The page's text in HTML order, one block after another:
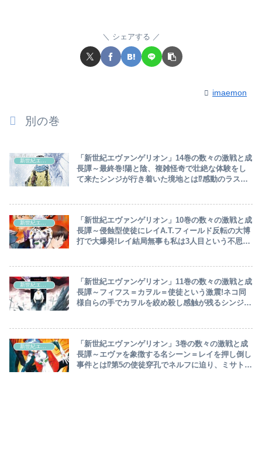
シェアする
imaemon
別の巻
新世紀エヴァンゲリオン
「新世紀エヴァンゲリオン」14巻の数々の激戦と成
長譚～最終巻!陽と陰、複雑怪奇で壮絶な体験をし
て来たシンジが行き着いた境地とは⁉感動のラスト
新世紀エヴァンゲリオン
「新世紀エヴァンゲリオン」10巻の数々の激戦と成
長譚～侵蝕型使徒にレイA.T.フィールド反転の大博
打で大爆発!レイ結局無事も私は3人目という不思
新世紀エヴァンゲリオン
「新世紀エヴァンゲリオン」11巻の数々の激戦と成
長譚～フィフス＝カヲル＝使徒という激震!ネコ同
様自らの手でカヲルを絞め殺し感触が残るシンジ悶
新世紀エヴァンゲリオン
「新世紀エヴァンゲリオン」3巻の数々の激戦と成
長譚～エヴァを象徴する名シーン＝レイを押し倒し
事件とは⁉第5の使徒穿孔でネルフに迫り、ミサト大